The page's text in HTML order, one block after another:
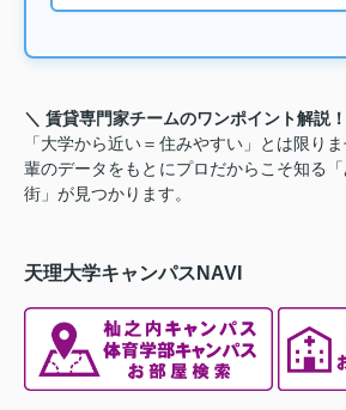
＼ 賃貸専門家チームのワンポイント解説
「大学から近い＝住みやすい」とは限り
輩のデータをもとにプロだからこそ知る
街」が見つかります。
天理大学キャンパスNAVI